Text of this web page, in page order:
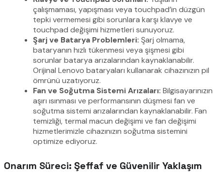
çalışmaması, yapışması veya touchpad’in düzgün
tepki vermemesi gibi sorunlara karşı klavye ve
touchpad değişimi hizmetleri sunuyoruz.
Şarj ve Batarya Problemleri: Şarj olmama,
bataryanın hızlı tükenmesi veya şişmesi gibi
sorunlar batarya arızalarından kaynaklanabilir.
Orijinal Lenovo bataryaları kullanarak cihazınızın pil
ömrünü uzatıyoruz.
Fan ve Soğutma Sistemi Arızaları: Bilgisayarınızın
aşırı ısınması ve performansının düşmesi fan ve
soğutma sistemi arızalarından kaynaklanabilir. Fan
temizliği, termal macun değişimi ve fan değişimi
hizmetlerimizle cihazınızın soğutma sistemini
optimize ediyoruz.
Onarım Süreci: Şeffaf ve Güvenilir Yaklaşım